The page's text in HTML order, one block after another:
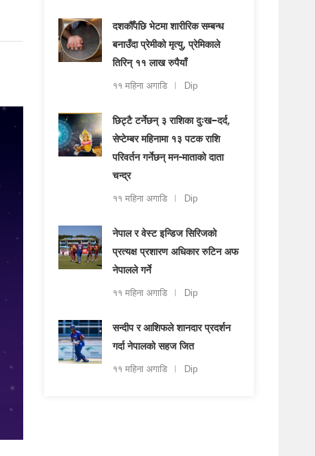
दशकौँपछि भेटमा शारीरिक सम्बन्ध
बनाउँदा प्रेमीको मृत्यु, प्रेमिकाले
तिरिन् ११ लाख रुपैयाँ
११ महिना अगाडि Dip
छिट्टै टर्नेछन् ३ राशिका दुःख–दर्द,
सेप्टेम्बर महिनामा १३ पटक राशि
परिवर्तन गर्नेछन् मन-माताको दाता
चन्द्र
११ महिना अगाडि Dip
नेपाल र वेस्ट इन्डिज सिरिजको
प्रत्यक्ष प्रशारण अधिकार रुटिन अफ
नेपालले गर्ने
११ महिना अगाडि Dip
सन्दीप र आशिफले शानदार प्रदर्शन
गर्दा नेपालको सहज जित
११ महिना अगाडि Dip